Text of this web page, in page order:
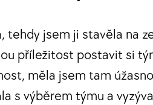
tehdy jsem ji stavěla na
příležitost postavit si
měla jsem tam
s výběrem týmu a